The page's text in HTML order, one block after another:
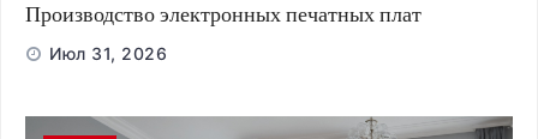
Производство электронных печатных плат
Июл 31, 2026